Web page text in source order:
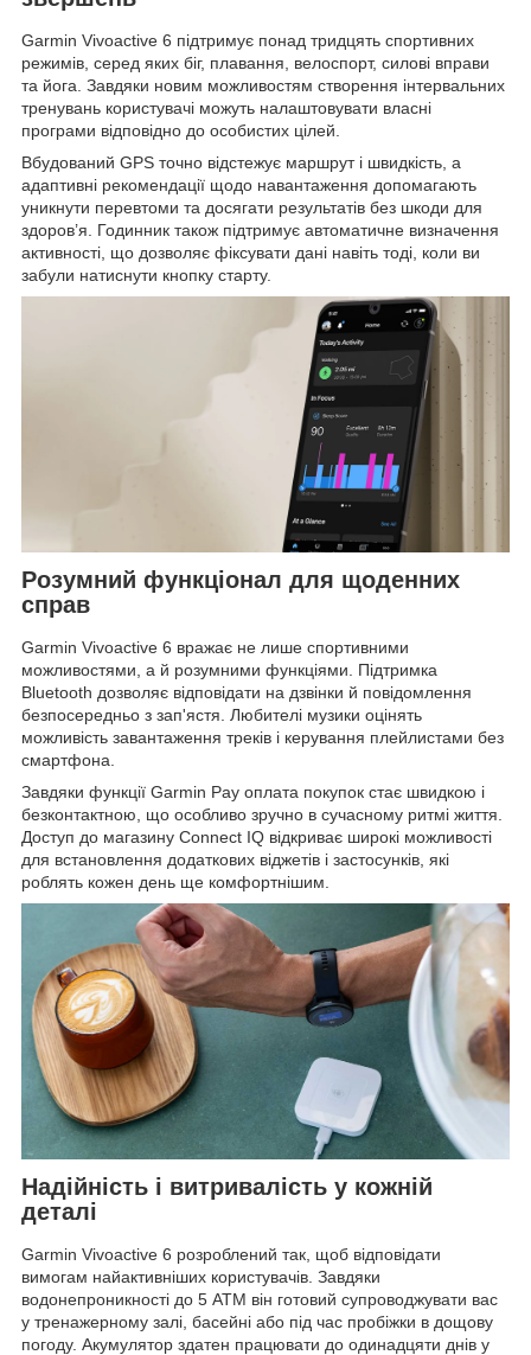
Garmin Vivoactive 6 підтримує понад тридцять спортивних
режимів, серед яких біг, плавання, велоспорт, силові вправи
та йога. Завдяки новим можливостям створення інтервальних
тренувань користувачі можуть налаштовувати власні
програми відповідно до особистих цілей.
Вбудований GPS точно відстежує маршрут і швидкість, а
адаптивні рекомендації щодо навантаження допомагають
уникнути перевтоми та досягати результатів без шкоди для
здоров’я. Годинник також підтримує автоматичне визначення
активності, що дозволяє фіксувати дані навіть тоді, коли ви
забули натиснути кнопку старту.
Розумний функціонал для щоденних
справ
Garmin Vivoactive 6 вражає не лише спортивними
можливостями, а й розумними функціями. Підтримка
Bluetooth дозволяє відповідати на дзвінки й повідомлення
безпосередньо з зап'ястя. Любителі музики оцінять
можливість завантаження треків і керування плейлистами без
смартфона.
Завдяки функції Garmin Pay оплата покупок стає швидкою і
безконтактною, що особливо зручно в сучасному ритмі життя.
Доступ до магазину Connect IQ відкриває широкі можливості
для встановлення додаткових віджетів і застосунків, які
роблять кожен день ще комфортнішим.
Надійність і витривалість у кожній
деталі
Garmin Vivoactive 6 розроблений так, щоб відповідати
вимогам найактивніших користувачів. Завдяки
водонепроникності до 5 ATM він готовий супроводжувати вас
у тренажерному залі, басейні або під час пробіжки в дощову
погоду. Акумулятор здатен працювати до одинадцяти днів у